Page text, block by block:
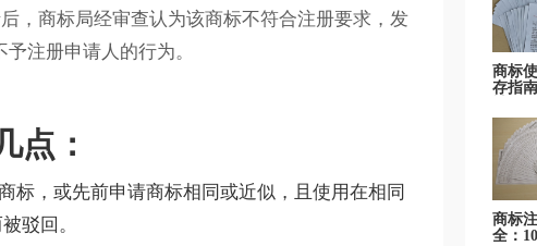
，商标局经审查认为该商标不符合注册要求，发
注册申请人的行为。
点：
标，或先前申请商标相同或近似，且使用在相同
驳回。
商标
存指
商标
全：